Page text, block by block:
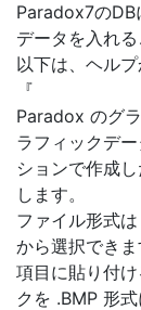
Paradox7のDB
データを入れ
以下は、ヘル
『
Paradox のグ
ラフィックデ
ションで作成
します。
ファイル形式
から選択でき
項目に貼り付
クを .BMP 形式